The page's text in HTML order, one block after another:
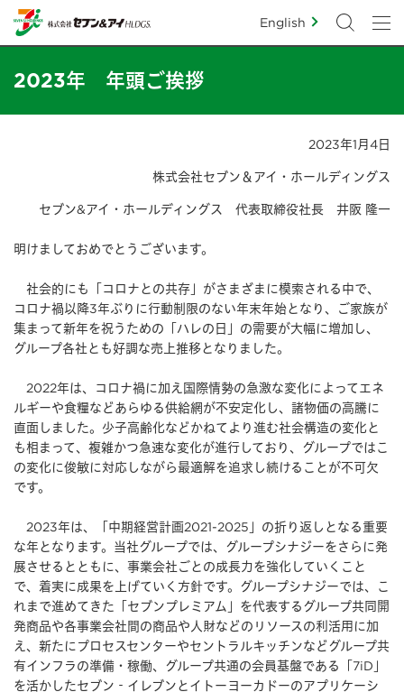
English
2023年 年頭ご挨拶
2023年1月4日
株式会社セブン＆アイ・ホールディングス
セブン&アイ・ホールディングス 代表取締役社長 井阪 隆一
明けましておめでとうございます。
社会的にも「コロナとの共存」がさまざまに模索される中で、
コロナ禍以降3年ぶりに行動制限のない年末年始となり、ご家族が
集まって新年を祝うための「ハレの日」の需要が大幅に増加し、
グループ各社とも好調な売上推移となりました。
2022年は、コロナ禍に加え国際情勢の急激な変化によってエネ
ルギーや食糧などあらゆる供給網が不安定化し、諸物価の高騰に
直面しました。少子高齢化などかねてより進む社会構造の変化と
も相まって、複雑かつ急速な変化が進行しており、グループではこ
の変化に俊敏に対応しながら最適解を追求し続けることが不可欠
です。
2023年は、「中期経営計画2021-2025」の折り返しとなる重要
な年となります。当社グループでは、グループシナジーをさらに発
展させるとともに、事業会社ごとの成長力を強化していくこと
で、着実に成果を上げていく方針です。グループシナジーでは、こ
れまで進めてきた「セブンプレミアム」を代表するグループ共同開
発商品や各事業会社間の商品や人財などのリソースの利活用に加
え、新たにプロセスセンターやセントラルキッチンなどグループ共
有インフラの準備・稼働、グループ共通の会員基盤である「7iD」
を活かしたセブン‐イレブンとイトーヨーカドーのアプリケーシ